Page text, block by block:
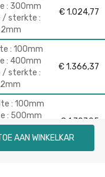
: 300mm
/ sterkte :
2mm
€ 1.024,77
: 100mm
: 400mm
/ sterkte :
2mm
€ 1.366,37
: 100mm
: 500mm
/ sterkte :
2mm
€ 1.707,95
AAN WINKELKAR